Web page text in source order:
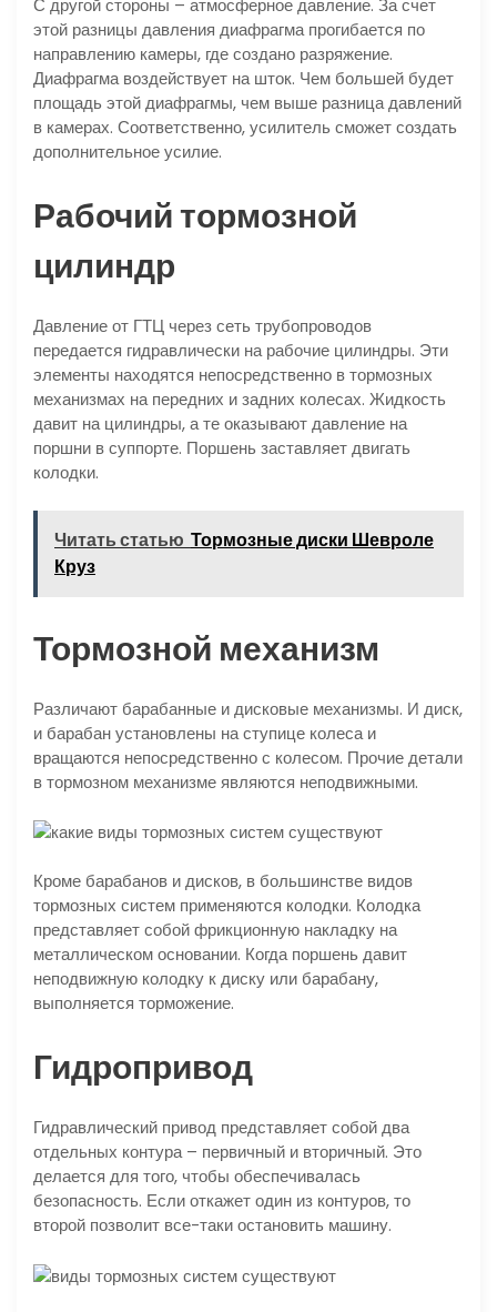
С другой стороны – атмосферное давление. За счет
этой разницы давления диафрагма прогибается по
направлению камеры, где создано разряжение.
Диафрагма воздействует на шток. Чем большей будет
площадь этой диафрагмы, чем выше разница давлений
в камерах. Соответственно, усилитель сможет создать
дополнительное усилие.
Рабочий тормозной
цилиндр
Давление от ГТЦ через сеть трубопроводов
передается гидравлически на рабочие цилиндры. Эти
элементы находятся непосредственно в тормозных
механизмах на передних и задних колесах. Жидкость
давит на цилиндры, а те оказывают давление на
поршни в суппорте. Поршень заставляет двигать
колодки.
Читать статью Тормозные диски Шевроле
Круз
Тормозной механизм
Различают барабанные и дисковые механизмы. И диск,
и барабан установлены на ступице колеса и
вращаются непосредственно с колесом. Прочие детали
в тормозном механизме являются неподвижными.
Кроме барабанов и дисков, в большинстве видов
тормозных систем применяются колодки. Колодка
представляет собой фрикционную накладку на
металлическом основании. Когда поршень давит
неподвижную колодку к диску или барабану,
выполняется торможение.
Гидропривод
Гидравлический привод представляет собой два
отдельных контура – первичный и вторичный. Это
делается для того, чтобы обеспечивалась
безопасность. Если откажет один из контуров, то
второй позволит все-таки остановить машину.